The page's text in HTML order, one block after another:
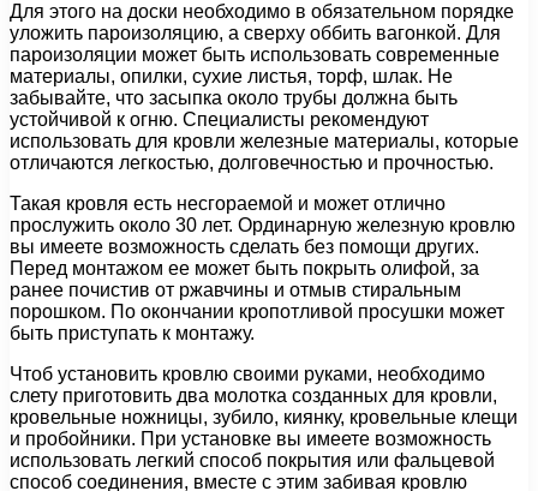
Для этого на доски необходимо в обязательном порядке
уложить пароизоляцию, а сверху оббить вагонкой. Для
пароизоляции может быть использовать современные
материалы, опилки, сухие листья, торф, шлак. Не
забывайте, что засыпка около трубы должна быть
устойчивой к огню. Специалисты рекомендуют
использовать для кровли железные материалы, которые
отличаются легкостью, долговечностью и прочностью.
Такая кровля есть несгораемой и может отлично
прослужить около 30 лет. Ординарную железную кровлю
вы имеете возможность сделать без помощи других.
Перед монтажом ее может быть покрыть олифой, за
ранее почистив от ржавчины и отмыв стиральным
порошком. По окончании кропотливой просушки может
быть приступать к монтажу.
Чтоб установить кровлю своими руками, необходимо
слету приготовить два молотка созданных для кровли,
кровельные ножницы, зубило, киянку, кровельные клещи
и пробойники. При установке вы имеете возможность
использовать легкий способ покрытия или фальцевой
способ соединения, вместе с этим забивая кровлю